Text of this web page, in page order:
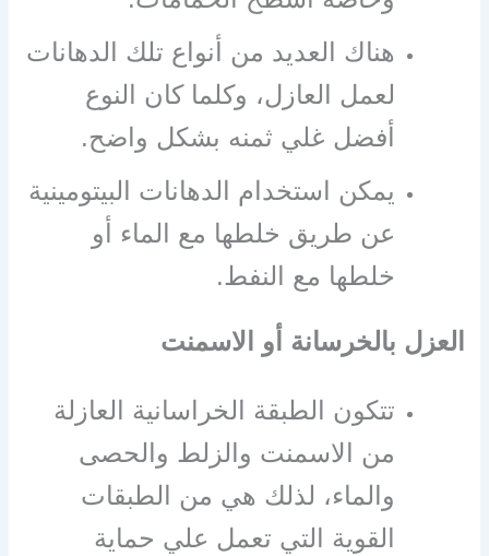
هناك العديد من أنواع تلك الدهانات
لعمل العازل، وكلما كان النوع
أفضل غلي ثمنه بشكل واضح.
يمكن استخدام الدهانات البيتومينية
عن طريق خلطها مع الماء أو
خلطها مع النفط.
العزل بالخرسانة أو الاسمنت
تتكون الطبقة الخراسانية العازلة
من الاسمنت والزلط والحصى
والماء، لذلك هي من الطبقات
القوية التي تعمل علي حماية